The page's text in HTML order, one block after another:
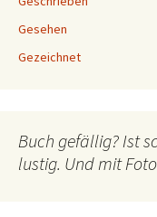
Gesehen
Gezeichnet
Buch gefällig? Ist
lustig. Und mit